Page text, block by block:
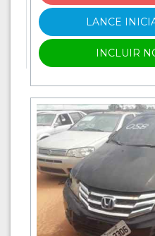
LANCE
INCLUIR